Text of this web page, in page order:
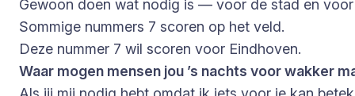
Gewoon doen wat nodig is — voor de stad en voor
Sommige nummers 7 scoren op het veld.
Deze nummer 7 wil scoren voor Eindhoven.
Waar mogen mensen jou ’s nachts voor wakker